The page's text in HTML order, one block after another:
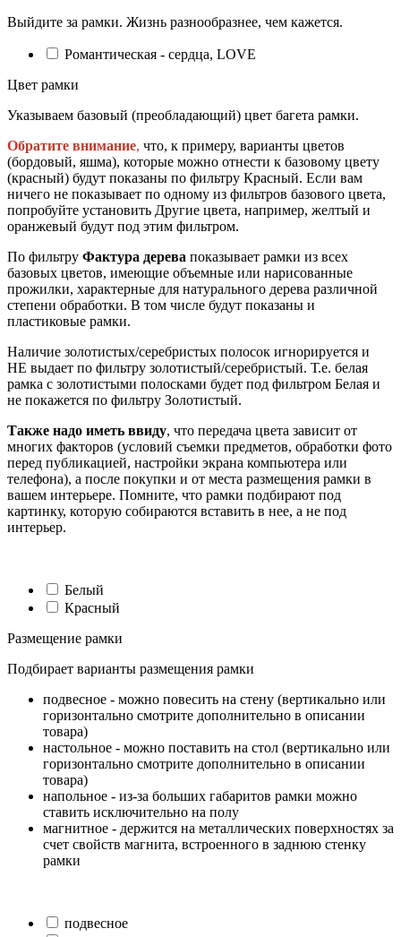
Выйдите за рамки. Жизнь разнообразнее, чем кажется.
Романтическая - сердца, LOVE
Цвет рамки
Указываем базовый (преобладающий) цвет багета рамки.
Обратите внимание, что, к примеру, варианты цветов
(бордовый, яшма), которые можно отнести к базовому цвету
(красный) будут показаны по фильтру Красный. Если вам
ничего не показывает по одному из фильтров базового цвета,
попробуйте установить Другие цвета, например, желтый и
оранжевый будут под этим фильтром.
По фильтру Фактура дерева показывает рамки из всех
базовых цветов, имеющие объемные или нарисованные
прожилки, характерные для натурального дерева различной
степени обработки. В том числе будут показаны и
пластиковые рамки.
Наличие золотистых/серебристых полосок игнорируется и
НЕ выдает по фильтру золотистый/серебристый. Т.е. белая
рамка с золотистыми полосками будет под фильтром Белая и
не покажется по фильтру Золотистый.
Также надо иметь ввиду, что передача цвета зависит от
многих факторов (условий съемки предметов, обработки фото
перед публикацией, настройки экрана компьютера или
телефона), а после покупки и от места размещения рамки в
вашем интерьере. Помните, что рамки подбирают под
картинку, которую собираются вставить в нее, а не под
интерьер.
Белый
Красный
Размещение рамки
Подбирает варианты размещения рамки
подвесное - можно повесить на стену (вертикально или
горизонтально смотрите дополнительно в описании
товара)
настольное - можно поставить на стол (вертикально или
горизонтально смотрите дополнительно в описании
товара)
напольное - из-за больших габаритов рамки можно
ставить исключительно на полу
магнитное - держится на металлических поверхностях за
счет свойств магнита, встроенного в заднюю стенку
рамки
подвесное